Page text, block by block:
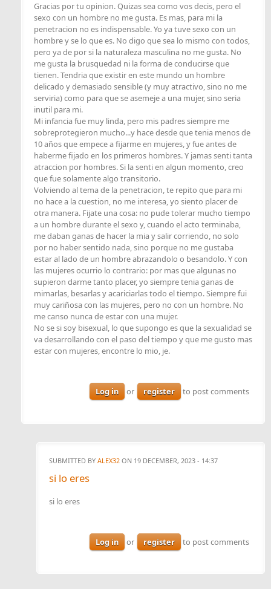
Gracias por tu opinion. Quizas sea como vos decis, pero el
sexo con un hombre no me gusta. Es mas, para mi la
penetracion no es indispensable. Yo ya tuve sexo con un
hombre y se lo que es. No digo que sea lo mismo con todos,
pero ya de por si la naturaleza masculina no me gusta. No
me gusta la brusquedad ni la forma de conducirse que
tienen. Tendria que existir en este mundo un hombre
delicado y demasiado sensible (y muy atractivo, sino no me
serviria) como para que se asemeje a una mujer, sino seria
inutil para mi.
Mi infancia fue muy linda, pero mis padres siempre me
sobreprotegieron mucho...y hace desde que tenia menos de
10 años que empece a fijarme en mujeres, y fue antes de
haberme fijado en los primeros hombres. Y jamas senti tanta
atraccion por hombres. Si la senti en algun momento, creo
que fue solamente algo transitorio.
Volviendo al tema de la penetracion, te repito que para mi
no hace a la cuestion, no me interesa, yo siento placer de
otra manera. Fijate una cosa: no pude tolerar mucho tiempo
a un hombre durante el sexo y, cuando el acto terminaba,
me daban ganas de hacer la mia y salir corriendo, no solo
por no haber sentido nada, sino porque no me gustaba
estar al lado de un hombre abrazandolo o besandolo. Y con
las mujeres ocurrio lo contrario: por mas que algunas no
supieron darme tanto placer, yo siempre tenia ganas de
mimarlas, besarlas y acariciarlas todo el tiempo. Siempre fui
muy cariñosa con las mujeres, pero no con un hombre. No
me canso nunca de estar con una mujer.
No se si soy bisexual, lo que supongo es que la sexualidad se
va desarrollando con el paso del tiempo y que me gusto mas
estar con mujeres, encontre lo mio, je.
Log in or register to post comments
SUBMITTED BY ALEX32 ON 19 DECEMBER, 2023 - 14:37
si lo eres
si lo eres
Log in or register to post comments